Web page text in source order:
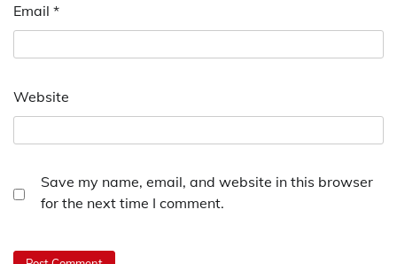
Email *
Website
Save my name, email, and website in this browser
for the next time I comment.